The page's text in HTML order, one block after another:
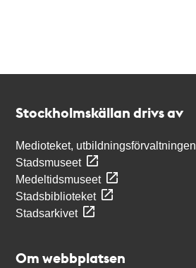
Stockholmskällan drivs av
Medioteket, utbildningsförvaltningen
Stadsmuseet
Medeltidsmuseet
Stadsbiblioteket
Stadsarkivet
Om webbplatsen